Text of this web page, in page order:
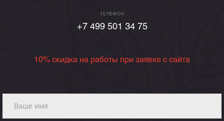
ТЕЛЕФОН
+7 499 501 34 75
10% скидка на работы при заявке с сайта